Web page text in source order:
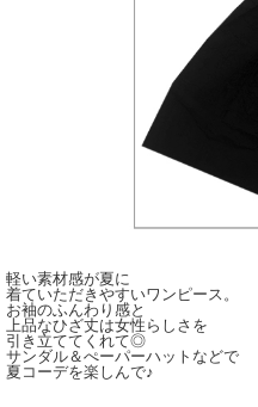
軽い素材感が夏に
着ていただきやすいワンピース。
お袖のふんわり感と
上品なひざ丈は女性らしさを
引き立ててくれて◎
サンダル＆ぺーパーハットなどで
夏コーデを楽しんで♪